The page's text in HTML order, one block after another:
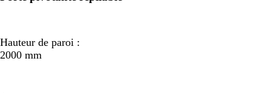
Hauteur de paroi :
2000 mm